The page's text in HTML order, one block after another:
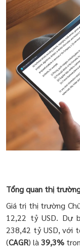
Tổng quan thị
Giá trị thị trường
12,22 tỷ USD. Dự
238,42 tỷ USD, với
(CAGR) là 39,3%